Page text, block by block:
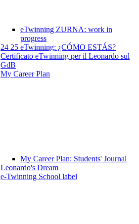
eTwinning ZURNA: work in
progress
24 25 eTwinning: ¿CÓMO ESTÁS?
Certificato eTwinning per il Leonardo sul
GdB
My Career Plan
My Career Plan: Students' Journal
Leonardo's Dream
e-Twinning School label